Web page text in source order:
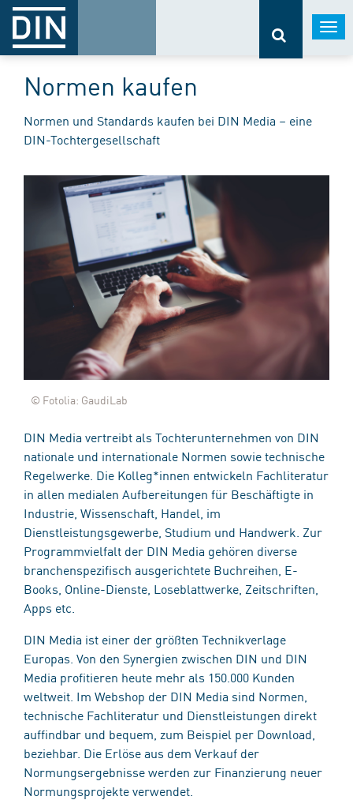
Normen kaufen
Normen und Standards kaufen bei DIN Media – eine
DIN-Tochtergesellschaft
© Fotolia: GaudiLab
DIN Media vertreibt als Tochterunternehmen von DIN
nationale und internationale Normen sowie technische
Regelwerke. Die Kolleg*innen entwickeln Fachliteratur
in allen medialen Aufbereitungen für Beschäftigte in
Industrie, Wissenschaft, Handel, im
Dienstleistungsgewerbe, Studium und Handwerk. Zur
Programmvielfalt der DIN Media gehören diverse
branchenspezifisch ausgerichtete Buchreihen, E-
Books, Online-Dienste, Loseblattwerke, Zeitschriften,
Apps etc.
DIN Media ist einer der größten Technikverlage
Europas. Von den Synergien zwischen DIN und DIN
Media profitieren heute mehr als 150.000 Kunden
weltweit. Im Webshop der DIN Media sind Normen,
technische Fachliteratur und Dienstleistungen direkt
auffindbar und bequem, zum Beispiel per Download,
beziehbar. Die Erlöse aus dem Verkauf der
Normungsergebnisse werden zur Finanzierung neuer
Normungsprojekte verwendet.